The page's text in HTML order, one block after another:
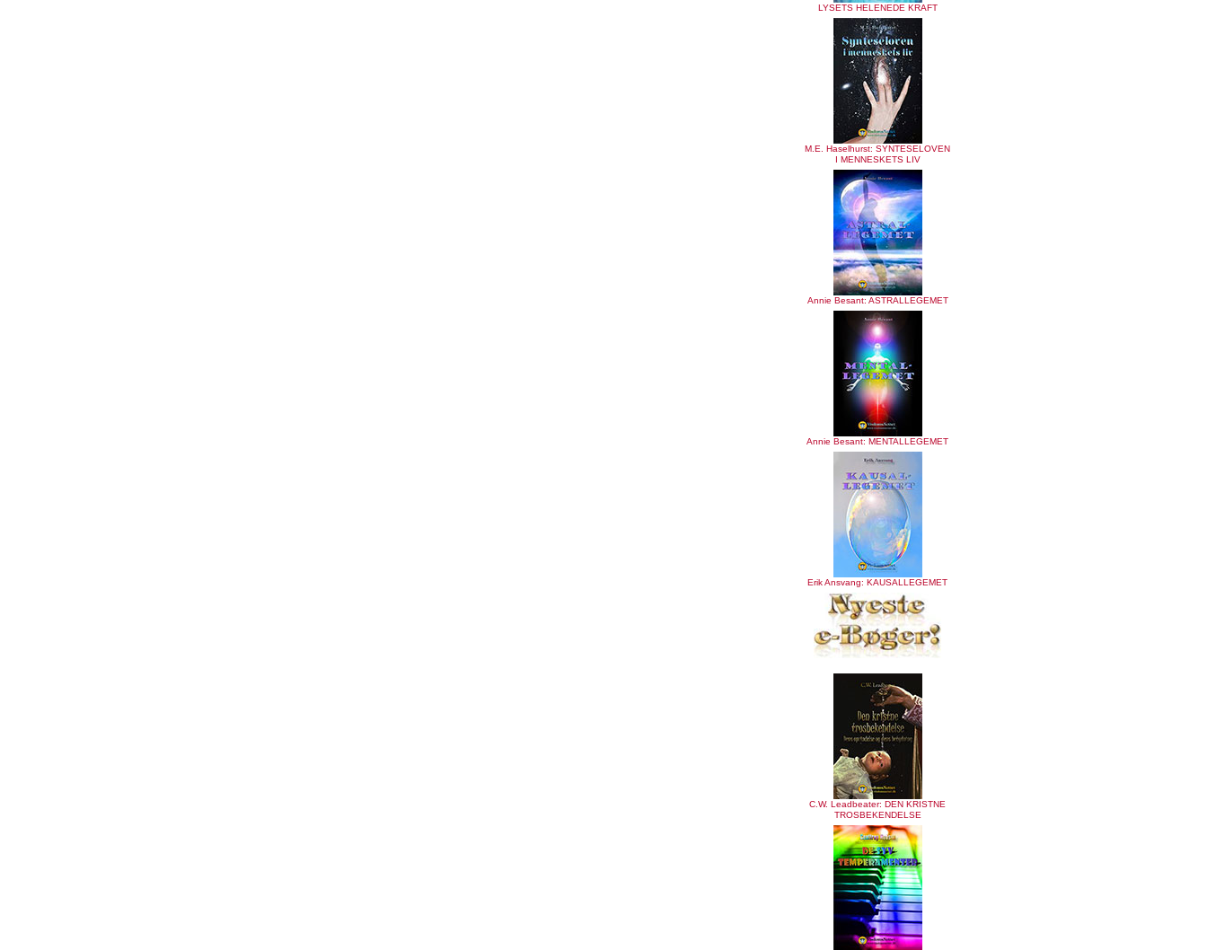
LYSETS HELENEDE KRAFT
M.E. Haselhurst: SYNTESELOVEN
I MENNESKETS LIV
Annie Besant: ASTRALLEGEMET
Annie Besant: MENTALLEGEMET
Erik Ansvang: KAUSALLEGEMET
C.W. Leadbeater: DEN KRISTNE
TROSBEKENDELSE